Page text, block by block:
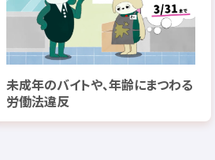
未成年のバイトや、年齢にまつわる
労働法違反